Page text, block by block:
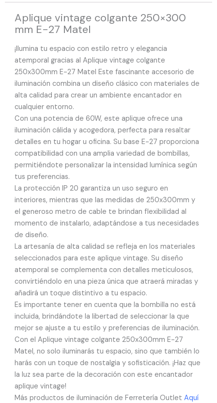
Aplique vintage colgante 250×300
mm E-27 Matel
¡Ilumina tu espacio con estilo retro y elegancia
atemporal gracias al Aplique vintage colgante
250x300mm E-27 Matel Este fascinante accesorio de
iluminación combina un diseño clásico con materiales de
alta calidad para crear un ambiente encantador en
cualquier entorno.
Con una potencia de 60W, este aplique ofrece una
iluminación cálida y acogedora, perfecta para resaltar
detalles en tu hogar u oficina. Su base E-27 proporciona
compatibilidad con una amplia variedad de bombillas,
permitiéndote personalizar la intensidad lumínica según
tus preferencias.
La protección IP 20 garantiza un uso seguro en
interiores, mientras que las medidas de 250x300mm y
el generoso metro de cable te brindan flexibilidad al
momento de instalarlo, adaptándose a tus necesidades
de diseño.
La artesanía de alta calidad se refleja en los materiales
seleccionados para este aplique vintage. Su diseño
atemporal se complementa con detalles meticulosos,
convirtiéndolo en una pieza única que atraerá miradas y
añadirá un toque distintivo a tu espacio.
Es importante tener en cuenta que la bombilla no está
incluida, brindándote la libertad de seleccionar la que
mejor se ajuste a tu estilo y preferencias de iluminación.
Con el Aplique vintage colgante 250x300mm E-27
Matel, no solo iluminarás tu espacio, sino que también lo
harás con un toque de nostalgia y sofisticación. ¡Haz que
la luz sea parte de la decoración con este encantador
aplique vintage!
Más productos de iluminación de Ferretería Outlet Aquí